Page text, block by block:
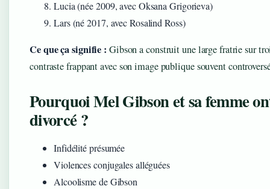
Lucia (née 2009, avec Oksana Grigorieva)
Lars (né 2017, avec Rosalind Ross)
Ce que ça signifie : Gibson a construit une large fratrie sur
contraste frappant avec son image publique souvent
Pourquoi Mel Gibson et sa femme
divorcé ?
Infidélité présumée
Violences conjugales alléguées
Alcoolisme de Gibson